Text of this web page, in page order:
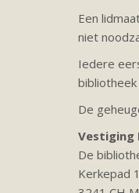
Een
niet
Iedere
bibliotheek
De
Vestiging
De
Kerkepad